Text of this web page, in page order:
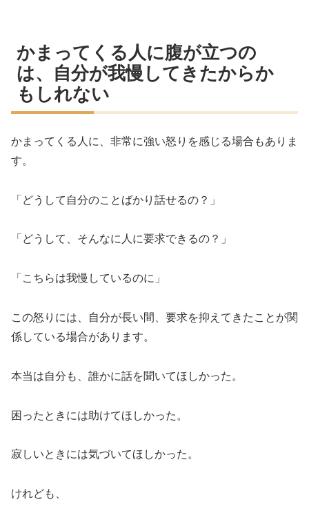
かまってくる人に腹が立つの
は、自分が我慢してきたからか
もしれない
かまってくる人に、非常に強い怒りを感じる場合もありま
す。
「どうして自分のことばかり話せるの？」
「どうして、そんなに人に要求できるの？」
「こちらは我慢しているのに」
この怒りには、自分が長い間、要求を抑えてきたことが関
係している場合があります。
本当は自分も、誰かに話を聞いてほしかった。
困ったときには助けてほしかった。
寂しいときには気づいてほしかった。
けれども、